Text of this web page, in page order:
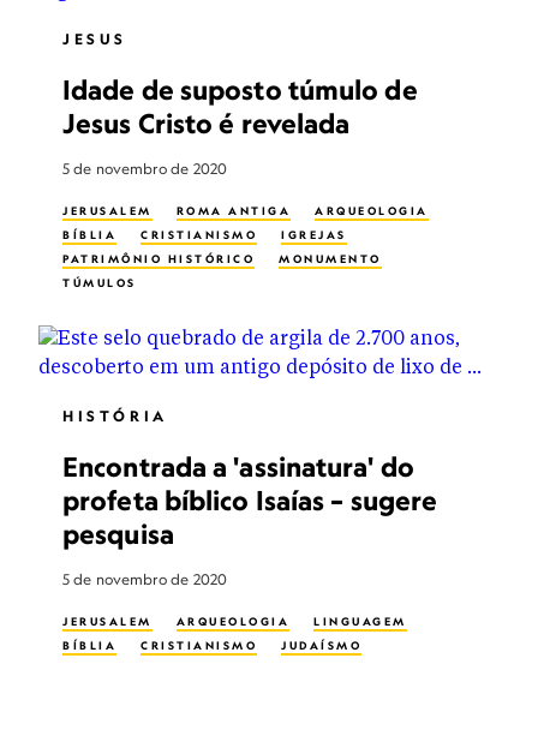
JESUS
Idade de suposto túmulo de
Jesus Cristo é revelada
5 de novembro de 2020
JERUSALEM ROMA ANTIGA
ARQUEOLOGIA
BÍBLIA
CRISTIANISMO
IGREJAS
PATRIMÔNIO HISTÓRICO
MONUMENTO
TÚMULOS
HISTÓRIA
Encontrada a 'assinatura' do
profeta bíblico Isaías – sugere
pesquisa
5 de novembro de 2020
JERUSALEM ARQUEOLOGIA
LINGUAGEM
BÍBLIA
CRISTIANISMO JUDAÍSMO